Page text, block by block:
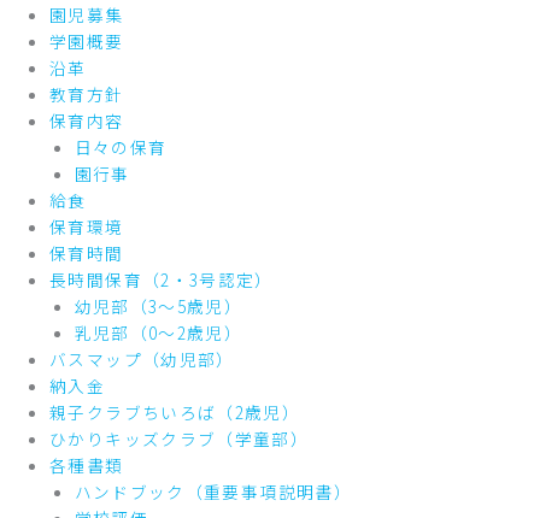
園児募集
学園概要
沿革
教育方針
保育内容
日々の保育
園行事
給食
保育環境
保育時間
長時間保育（2・3号認定）
幼児部（3～5歳児）
乳児部（0～2歳児）
バスマップ（幼児部）
納入金
親子クラブちいろば（2歳児）
ひかりキッズクラブ（学童部）
各種書類
ハンドブック（重要事項説明書）